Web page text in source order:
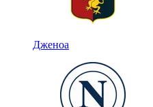
Дженоа